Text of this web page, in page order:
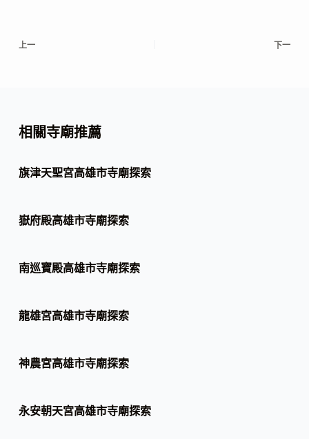
上一 下一
相關寺廟推薦
旗津天聖宮高雄市寺廟探索
嶽府殿高雄市寺廟探索
南巡寶殿高雄市寺廟探索
龍雄宮高雄市寺廟探索
神農宮高雄市寺廟探索
永安朝天宮高雄市寺廟探索